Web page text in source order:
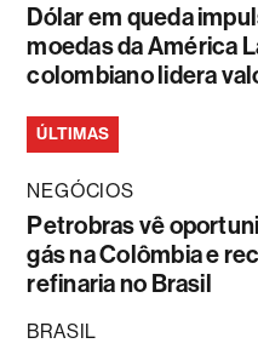
Dólar em queda
moedas da América
colombiano lidera
ÚLTIMAS
NEGÓCIOS
Petrobras vê
gás na Colômbia e
refinaria no Brasil
BRASIL